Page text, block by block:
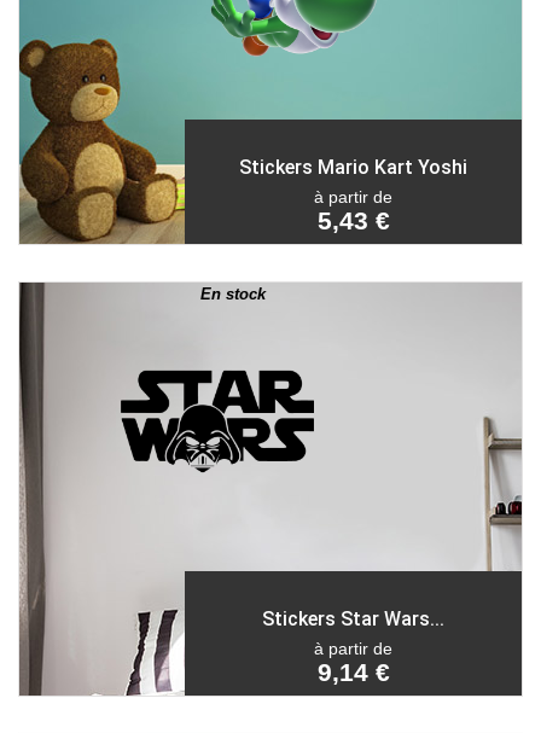
Stickers Mario Kart Yoshi
à partir de
5,43 €
En stock
Stickers Star Wars...
à partir de
9,14 €